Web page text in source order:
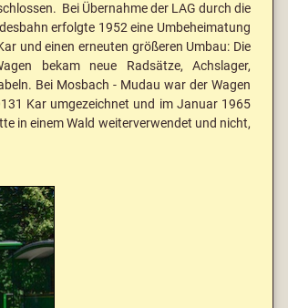
Bei Übernahme der LAG durch die
erfolgte 1952 eine Umbeheimatung
und einen erneuten größeren Umbau: Die
bekam neue Radsätze, Achslager,
Bei Mosbach - Mudau war der Wagen
Kar umgezeichnet und im Januar 1965
in einem Wald weiterverwendet und nicht,